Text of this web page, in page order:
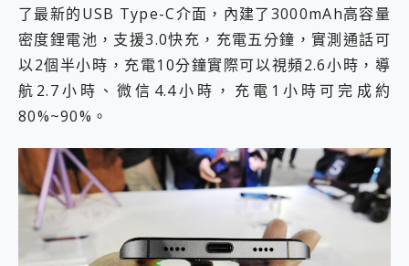
了最新的USB Type-C介面，內建了3000mAh高容量
密度鋰電池，支援3.0快充，充電五分鐘，實測通話可
以2個半小時，充電10分鐘實際可以視頻2.6小時，導
航2.7小時、微信4.4小時，充電1小時可完成約
80%~90%。